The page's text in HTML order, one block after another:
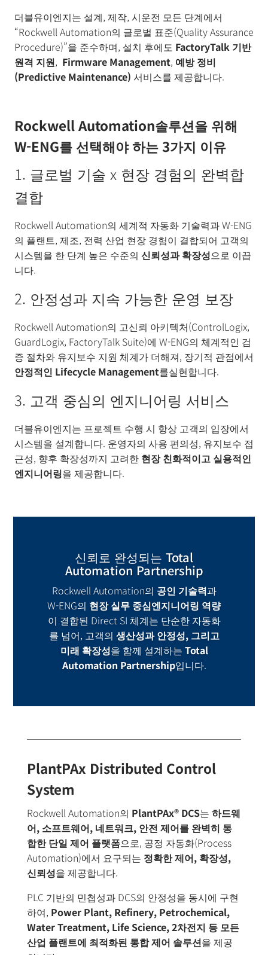
더블유이엔지는 설계, 제작, 시운전 모든 단계에서
“Rockwell Automation의 글로벌 표준(Quality Assurance
Procedure)”을 준수하며, 설치 후에도 FactoryTalk 기반
원격 지원, Firmware Management, 예방 정비
(Predictive Maintenance) 서비스를 제공합니다.
Rockwell Automation솔루션을 위해
W-ENG를 선택해야 하는 3가지 이유
1. 글로벌 기술 x 현장 경험의 완벽합
결합
Rockwell Automation의 세계적 자동화 기술력과 W-ENG
의 플랜트, 제조, 전력 산업 현장 경험이 결합되어 고객의
시스템을 한 단계 높은 수준의신뢰성과 확장성으로 이끕
니다.
2. 안정성과 지속 가능한 운영 보장
Rockwell Automation의 고신뢰 아키텍처(ControlLogix,
GuardLogix, FactoryTalk Suite)에 W-ENG의 체계적인 검
증 절차와 유지보수 지원 체계가 더해져, 장기적 관점에서
안정적인 Lifecycle Management를실현합니다.
3. 고객 중심의 엔지니어링 서비스
더블유이엔지는 프로젝트 수행 시 항상 고객의 입장에서
시스템을 설계합니다. 운영자의 사용 편의성, 유지보수 접
근성, 향후 확장성까지 고려한 현장 친화적이고 실용적인
엔지니어링을 제공합니다.
신뢰로 완성되는 Total
Automation Partnership
Rockwell Automation의 공인 기술력과
W-ENG의 현장 실무 중심엔지니어링 역량
이 결합된 Direct SI 체계는 단순한 자동화
를 넘어, 고객의 생산성과 안정성, 그리고
미래 확장성을 함께 설계하는 Total
Automation Partnership입니다.
PlantPAx Distributed Control
System
Rockwell Automation의 PlantPAx® DCS는 하드웨
어, 소프트웨어, 네트워크, 안전 제어를 완벽히 통
합한 단일 제어 플랫폼으로, 공정 자동화(Process
Automation)에서 요구되는 정확한 제어, 확장성,
신뢰성을 제공합니다.
PLC 기반의 민첩성과 DCS의 안정성을 동시에 구현
하여, Power Plant, Refinery, Petrochemical,
Water Treatment, Life Science, 2차전지 등 모든
산업 플랜트에 최적화된 통합 제어 솔루션을 제공